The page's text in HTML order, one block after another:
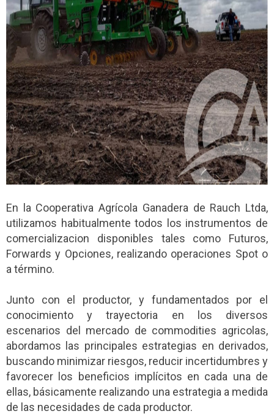
En la Cooperativa Agrícola Ganadera de Rauch Ltda,
utilizamos habitualmente todos los instrumentos de
comercializacion disponibles tales como Futuros,
Forwards y Opciones, realizando operaciones Spot o
a término.
Junto con el productor, y fundamentados por el
conocimiento y trayectoria en los diversos
escenarios del mercado de commodities agricolas,
abordamos las principales estrategias en derivados,
buscando minimizar riesgos, reducir incertidumbres y
favorecer los beneficios implícitos en cada una de
ellas, básicamente realizando una estrategia a medida
de las necesidades de cada productor.